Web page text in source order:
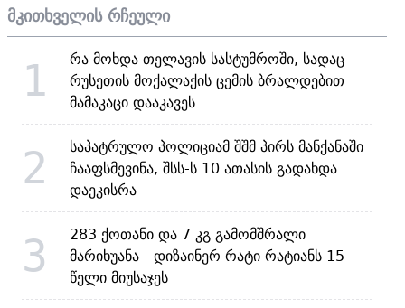
მკითხველის რჩეული
1
რა მოხდა თელავის სასტუმროში, სადაც
რუსეთის მოქალაქის ცემის ბრალდებით
მამაკაცი დააკავეს
2
საპატრულო პოლიციამ შშმ პირს მანქანაში
ჩააფსმევინა, შსს-ს 10 ათასის გადახდა
დაეკისრა
3
283 ქოთანი და 7 კგ გამომშრალი
მარიხუანა - დიზაინერ რატი რატიანს 15
წელი მიუსაჯეს